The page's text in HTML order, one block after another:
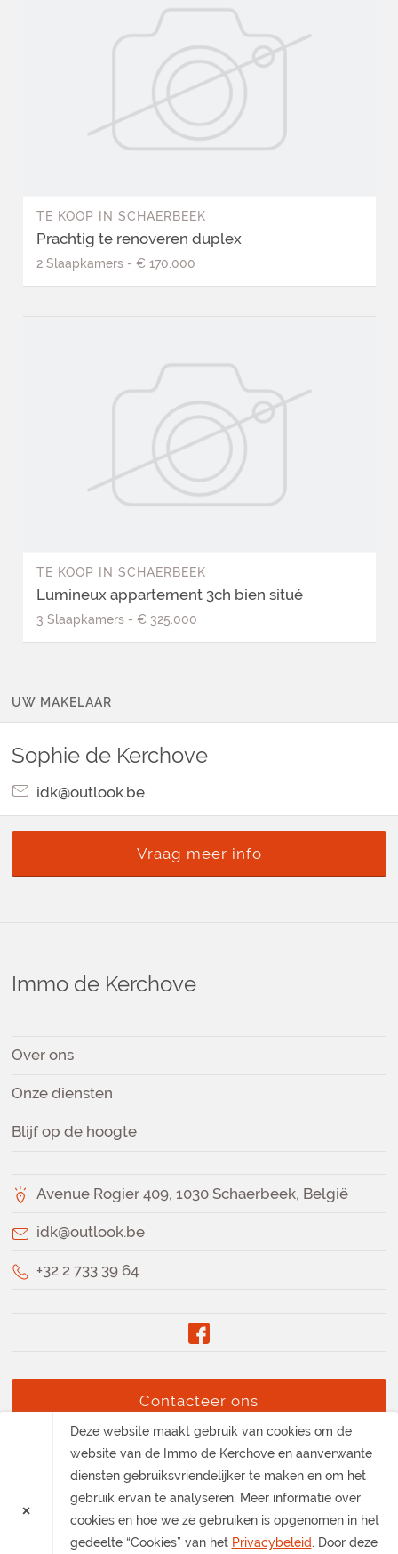
TE KOOP IN SCHAERBEEK
Prachtig te renoveren duplex
2 Slaapkamers- € 170.000
TE KOOP IN SCHAERBEEK
Lumineux appartement 3ch bien situé
3 Slaapkamers- € 325.000
UW MAKELAAR
Sophie de Kerchove
idk@outlook.be
Vraag meer info
Immo de Kerchove
Over ons
Onze diensten
Blijf op de hoogte
Avenue Rogier 409, 1030 Schaerbeek, België
idk@outlook.be
+32 2 733 39 64
Contacteer ons
Privacybeleid·Gebruiksvoorwaarden·
BIV - Deontologische regels
IPI : 507639 TVA: BE 0840 811 737
Deze website maakt gebruik van cookies om de
website van de Immo de Kerchove en aanverwante
diensten gebruiksvriendelijker te maken en om het
gebruik ervan te analyseren. Meer informatie over
cookies en hoe we ze gebruiken is opgenomen in het
gedeelte “Cookies” van het Privacybeleid . Door deze
×